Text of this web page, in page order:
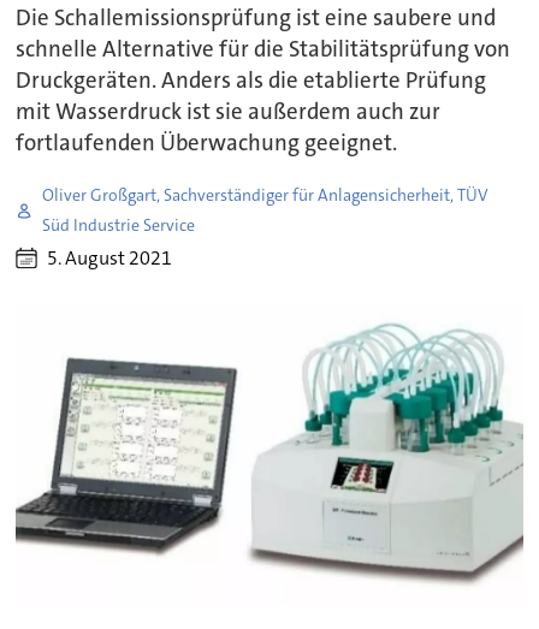
Die Schallemissionsprüfung ist eine saubere und
schnelle Alternative für die Stabilitätsprüfung von
Druckgeräten. Anders als die etablierte Prüfung
mit Wasserdruck ist sie außerdem auch zur
fortlaufenden Überwachung geeignet.
Oliver Großgart, Sachverständiger für Anlagensicherheit, TÜV
Süd Industrie Service
5. August 2021